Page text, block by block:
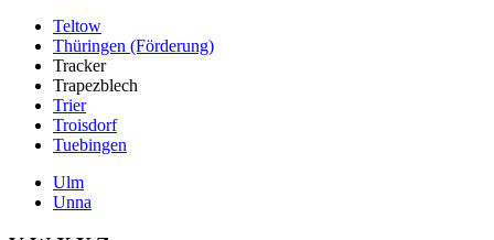
Teltow
Thüringen (Förderung)
Tracker
Trapezblech
Trier
Troisdorf
Tuebingen
Ulm
Unna